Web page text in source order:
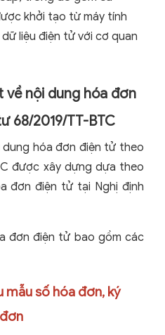
khởi tạo từ máy tính
liệu điện tử với cơ quan
về nội dung hóa đơn
68/2019/TT-BTC
dung hóa đơn điện tử theo
được xây dựng dựa theo
đơn điện tử tại Nghị định
đơn điện tử bao gồm các
mẫu số hóa đơn, ký